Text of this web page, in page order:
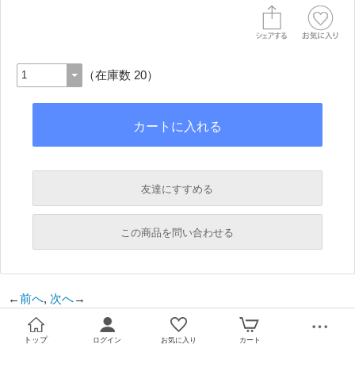
（在庫数 20）
友達にすすめる
必須
この商品を問い合わせる
必須
←前へ, 次へ→
トップ ログイン お気に入り カート